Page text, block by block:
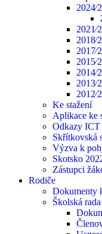
Ke stažení
Aplikace ke
Odkazy ICT
Skřítkovská
Výzva k
Skotsko
Zástupci
Rodiče
Dokumenty
Školská rada